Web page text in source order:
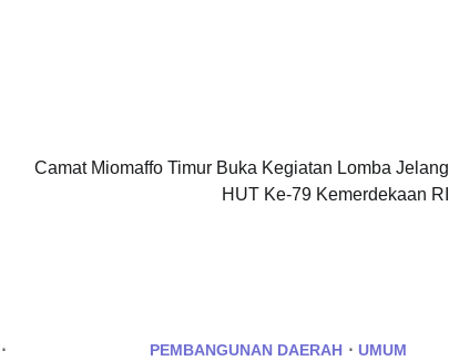
Camat Miomaffo Timur Buka Kegiatan Lomba Jelang
HUT Ke-79 Kemerdekaan RI
PEMBANGUNAN DAERAH UMUM